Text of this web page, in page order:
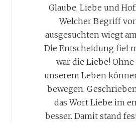
Glaube, Liebe und
Welcher Begriff
ausgesuchten wiegt
Die Entscheidung fiel
war die Liebe!
unserem Leben
bewegen.
das Wort Liebe im
besser. Damit stand